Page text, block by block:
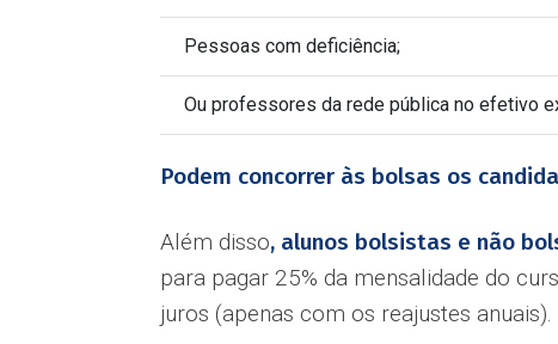
Pessoas com deficiência;
Ou professores da rede pública no efetivo
Podem concorrer às bolsas os
Além disso, alunos bolsistas e não
para pagar 25% da mensalidade do
juros (apenas com os reajustes anuais).